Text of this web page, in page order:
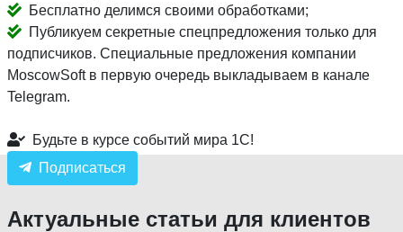
Бесплатно делимся своими обработками;
Публикуем секретные спецпредложения только для
подписчиков. Специальные предложения компании
MoscowSoft в первую очередь выкладываем в канале
Telegram.
Будьте в курсе событий мира 1С!
Подписаться
Актуальные статьи для клиентов